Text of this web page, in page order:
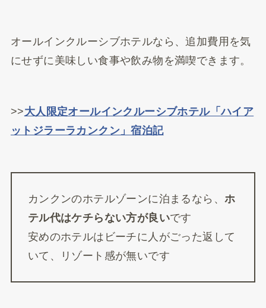
オールインクルーシブホテルなら、追加費用を気
にせずに美味しい食事や飲み物を満喫できます。
>>大人限定オールインクルーシブホテル「ハイア
ットジラーラカンクン」宿泊記
カンクンのホテルゾーンに泊まるなら、ホ
テル代はケチらない方が良いです
安めのホテルはビーチに人がごった返して
いて、リゾート感が無いです